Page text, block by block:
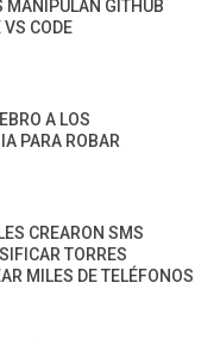
MANIPULAN GITHUB
VS CODE
A LOS
PARA ROBAR
CREARON SMS
TORRES
MILES DE TELÉFONOS